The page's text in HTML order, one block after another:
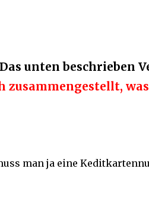
Das unten beschrieben
zusammengestellt,
man ja eine